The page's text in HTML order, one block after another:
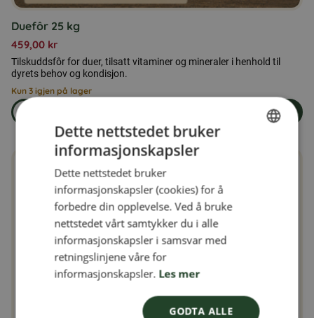
Duefôr 25 kg
459,00 kr
Tilskuddsfôr for duer, tilsatt vitaminer og mineraler i henhold til
dyrets behov og kondisjon.
Kun 3 igjen på lager
Legg i handlekurven
Dette nettstedet bruker
informasjonskapsler
Dette nettstedet bruker
informasjonskapsler (cookies) for å
forbedre din opplevelse. Ved å bruke
nettstedet vårt samtykker du i alle
informasjonskapsler i samsvar med
retningslinjene våre for
informasjonskapsler. Les mer
GODTA ALLE